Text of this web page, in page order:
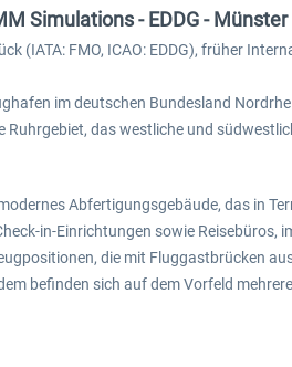
Simulations - EDDG -
(IATA: FMO, ICAO: EDDG), früher
im deutschen Bundesland
das westliche und
Abfertigungsgebäude, das in
in-Einrichtungen sowie
die mit Fluggastbrücken
befinden sich auf dem Vorfeld